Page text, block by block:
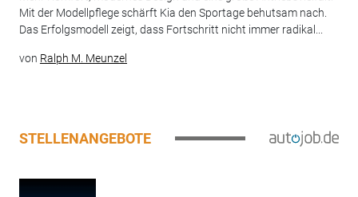
Mit der Modellpflege schärft Kia den Sportage behutsam nach.
Das Erfolgsmodell zeigt, dass Fortschritt nicht immer radikal...
von Ralph M. Meunzel
STELLENANGEBOTE